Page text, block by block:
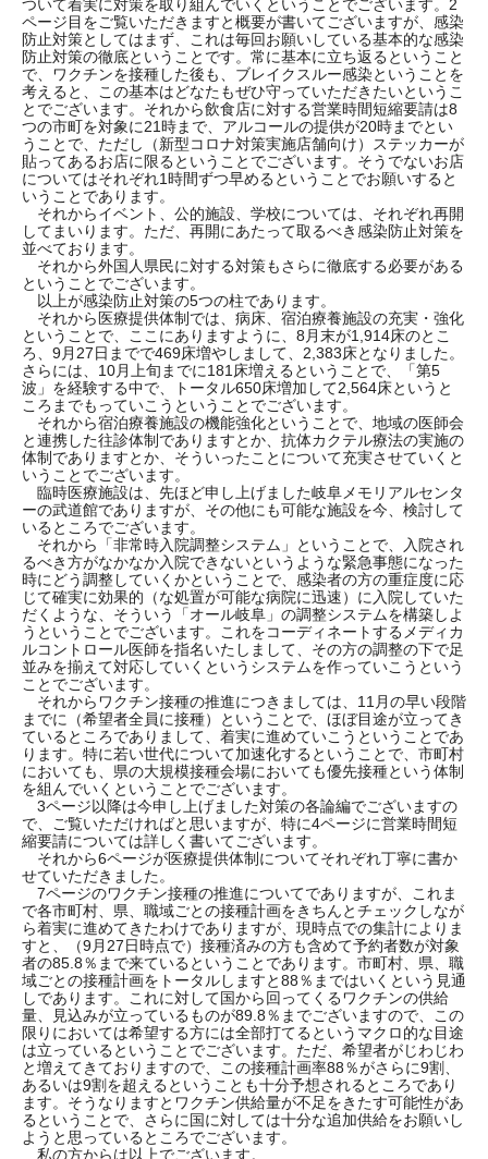
ついて着実に対策を取り組んでいくということでございます。2
ページ目をご覧いただきますと概要が書いてございますが、感染
防止対策としてはまず、これは毎回お願いしている基本的な感染
防止対策の徹底ということです。常に基本に立ち返るということ
で、ワクチンを接種した後も、ブレイクスルー感染ということを
考えると、この基本はどなたもぜひ守っていただきたいというこ
とでございます。それから飲食店に対する営業時間短縮要請は8
つの市町を対象に21時まで、アルコールの提供が20時までとい
うことで、ただし（新型コロナ対策実施店舗向け）ステッカーが
貼ってあるお店に限るということでございます。そうでないお店
についてはそれぞれ1時間ずつ早めるということでお願いすると
いうことであります。
それからイベント、公的施設、学校については、それぞれ再開
してまいります。ただ、再開にあたって取るべき感染防止対策を
並べております。
それから外国人県民に対する対策もさらに徹底する必要がある
ということでございます。
以上が感染防止対策の5つの柱であります。
それから医療提供体制では、病床、宿泊療養施設の充実・強化
ということで、ここにありますように、8月末が1,914床のとこ
ろ、9月27日までで469床増やしまして、2,383床となりました。
さらには、10月上旬までに181床増えるということで、「第5
波」を経験する中で、トータル650床増加して2,564床というと
ころまでもっていこうということでございます。
それから宿泊療養施設の機能強化ということで、地域の医師会
と連携した往診体制でありますとか、抗体カクテル療法の実施の
体制でありますとか、そういったことについて充実させていくと
いうことでございます。
臨時医療施設は、先ほど申し上げました岐阜メモリアルセンタ
ーの武道館でありますが、その他にも可能な施設を今、検討して
いるところでございます。
それから「非常時入院調整システム」ということで、入院され
るべき方がなかなか入院できないというような緊急事態になった
時にどう調整していくかということで、感染者の方の重症度に応
じて確実に効果的（な処置が可能な病院に迅速）に入院していた
だくような、そういう「オール岐阜」の調整システムを構築しよ
うということでございます。これをコーディネートするメディカ
ルコントロール医師を指名いたしまして、その方の調整の下で足
並みを揃えて対応していくというシステムを作っていこうという
ことでございます。
それからワクチン接種の推進につきましては、11月の早い段階
までに（希望者全員に接種）ということで、ほぼ目途が立ってき
ているところでありまして、着実に進めていこうということであ
ります。特に若い世代について加速化するということで、市町村
においても、県の大規模接種会場においても優先接種という体制
を組んでいくということでございます。
3ページ以降は今申し上げました対策の各論編でございますの
で、ご覧いただければと思いますが、特に4ページに営業時間短
縮要請については詳しく書いてございます。
それから6ページが医療提供体制についてそれぞれ丁寧に書か
せていただきました。
7ページのワクチン接種の推進についてでありますが、これま
で各市町村、県、職域ごとの接種計画をきちんとチェックしなが
ら着実に進めてきたわけでありますが、現時点での集計によりま
すと、（9月27日時点で）接種済みの方も含めて予約者数が対象
者の85.8％まで来ているということであります。市町村、県、職
域ごとの接種計画をトータルしますと88％まではいくという見通
しであります。これに対して国から回ってくるワクチンの供給
量、見込みが立っているものが89.8％までございますので、この
限りにおいては希望する方には全部打てるというマクロ的な目途
は立っているということでございます。ただ、希望者がじわじわ
と増えてきておりますので、この接種計画率88％がさらに9割、
あるいは9割を超えるということも十分予想されるところであり
ます。そうなりますとワクチン供給量が不足をきたす可能性があ
るということで、さらに国に対しては十分な追加供給をお願いし
ようと思っているところでございます。
私の方からは以上でございます。